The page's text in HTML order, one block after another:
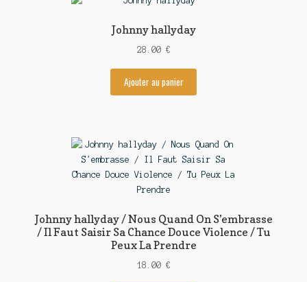
Johnny hallyday
28.00 €
Ajouter au panier
Johnny hallyday / Nous Quand On S’embrasse
/ Il Faut Saisir Sa Chance Douce Violence / Tu
Peux La Prendre
18.00 €